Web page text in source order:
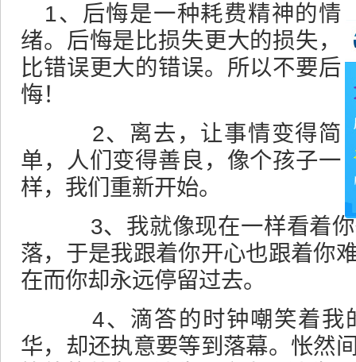
心情说说 让你病的人，给不了你药
1、后悔是一种耗费精神的情
绪。后悔是比损失更大的损失，
比错误更大的错误。所以不要后
悔！
2、离去，让事情变得简
单，人们变得善良，像个孩子一
样，我们重新开始。
3、我就像现在一样看着你
落，于是我跟着你开心也跟着你
在而你却永远停留过去。
4、滴答的时钟嘲笑着我
华，却还执意要等到落幕。怅然